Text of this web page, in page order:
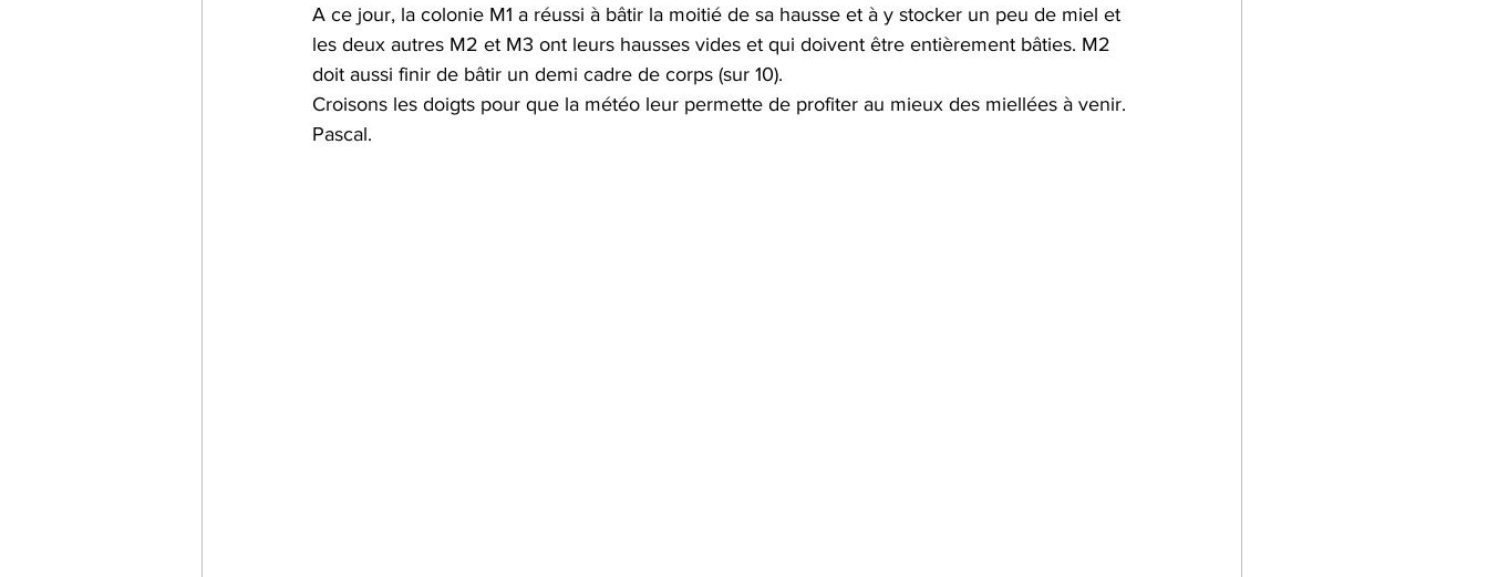
A ce jour, la colonie M1 a réussi à bâtir la moitié de sa hausse et à y stocker un peu de miel et
les deux autres M2 et M3 ont leurs hausses vides et qui doivent être entièrement bâties. M2
doit aussi finir de bâtir un demi cadre de corps (sur 10).
Croisons les doigts pour que la météo leur permette de profiter au mieux des miellées à venir.
Pascal.